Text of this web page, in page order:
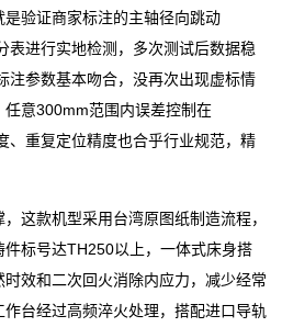
验证商家标注的主轴径向跳动
表进行实地检测，多次测试后数据稳
注参数基本吻合，没再次出现虚标情
意300mm范围内误差控制在
、重复定位精度也合乎行业规范，精
款机型采用台湾原图纸制造流程，
标号达TH250以上，一体式床身搭
效和二次回火消除内应力，减少经常
台经过高频淬火处理，搭配进口导轨